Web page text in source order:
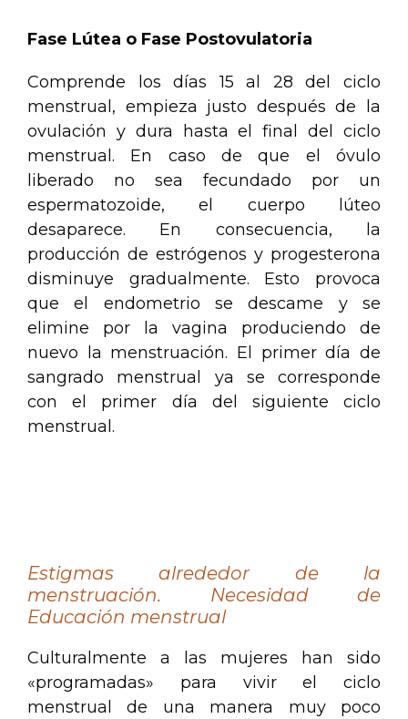
Fase Lútea o Fase Postovulatoria
Comprende los días 15 al 28 del ciclo
menstrual, empieza justo después de la
ovulación y dura hasta el final del ciclo
menstrual. En caso de que el óvulo
liberado no sea fecundado por un
espermatozoide, el cuerpo lúteo
desaparece. En consecuencia, la
producción de estrógenos y progesterona
disminuye gradualmente. Esto provoca
que el endometrio se descame y se
elimine por la vagina produciendo de
nuevo la menstruación. El primer día de
sangrado menstrual ya se corresponde
con el primer día del siguiente ciclo
menstrual.
Estigmas alrededor de la
menstruación. Necesidad de
Educación menstrual
Culturalmente a las mujeres han sido
«programadas» para vivir el ciclo
menstrual de una manera muy poco